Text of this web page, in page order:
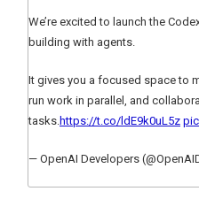
We’re excited to launch the
building with agents.
It gives you a focused space to
run work in parallel, and
tasks. https://t.co/ldE9k0uL5z
— OpenAI Developers